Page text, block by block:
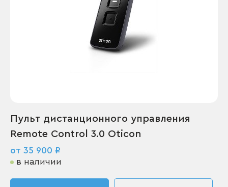
Пульт дистанционного управления
Remote Control 3.0 Oticon
от 35 900 ₽
в наличии